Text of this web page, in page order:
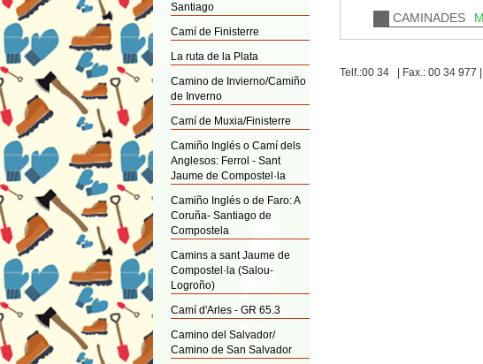
Santiago
Camí de Finisterre
La ruta de la Plata
Camino de Invierno/Camiño
de Inverno
Camí de Muxia/Finisterre
Camiño Inglés o Camí dels
Anglesos: Ferrol - Sant
Jaume de Compostel·la
Camiño Inglés o de Faro: A
Coruña- Santiago de
Compostela
Camins a sant Jaume de
Compostel·la (Salou-
Logroño)
Camí d'Arles - GR 65.3
Camino del Salvador/
Camino de San Salvador
CAMINADES
Telf.:00 34 | Fax.: 00 34 977